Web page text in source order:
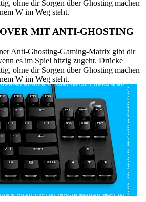
ohne dir Sorgen über Ghosting machen
W im Weg steht.
MIT ANTI-GHOSTING
Anti-Ghosting-Gaming-Matrix gibt dir
es im Spiel hitzig zugeht. Drücke
ohne dir Sorgen über Ghosting machen
W im Weg steht.